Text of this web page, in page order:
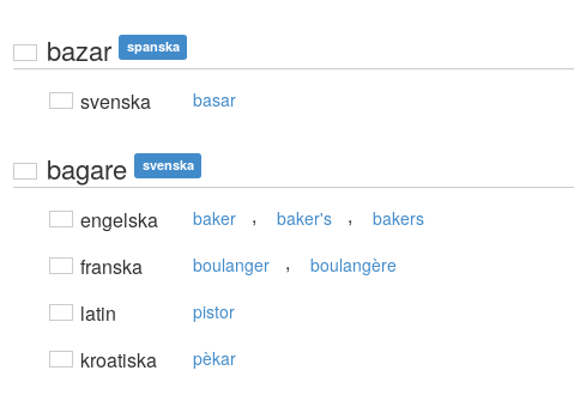
bazar spanska
svenska basar
bagare svenska
engelska baker , baker's , bakers
franska boulanger , boulangère
latin pistor
kroatiska pèkar